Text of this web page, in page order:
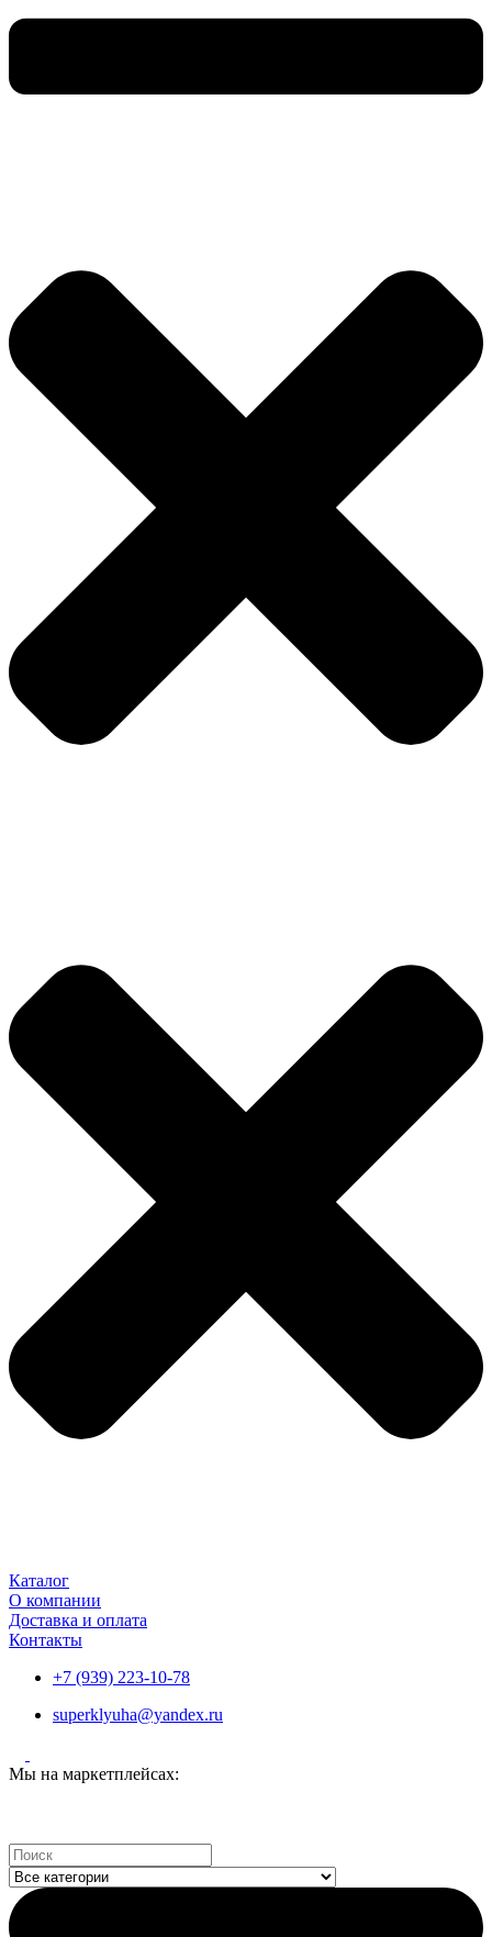
Каталог
О компании
Доставка и оплата
Контакты
+7 (939) 223-10-78
superklyuha@yandex.ru
Мы на маркетплейсах:
Search
...